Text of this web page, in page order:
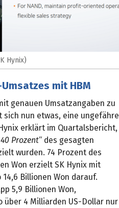
Hynix)
mit HBM
genauen Umsatzangaben zu
sich nun etwas, eine ungefähre
erklärt im Quartalsbericht,
Prozent“ des gesagten
wurden. 74 Prozent des
Won erzielt SK Hynix mit
Billionen Won darauf.
5,9 Billionen Won,
4 Milliarden US-Dollar nur